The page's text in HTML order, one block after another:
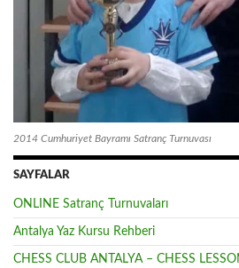
2014 Cumhuriyet Bayramı Satranç Turnuvası
SAYFALAR
ONLINE Satranç Turnuvaları
Antalya Yaz Kursu Rehberi
CHESS CLUB ANTALYA – CHESS